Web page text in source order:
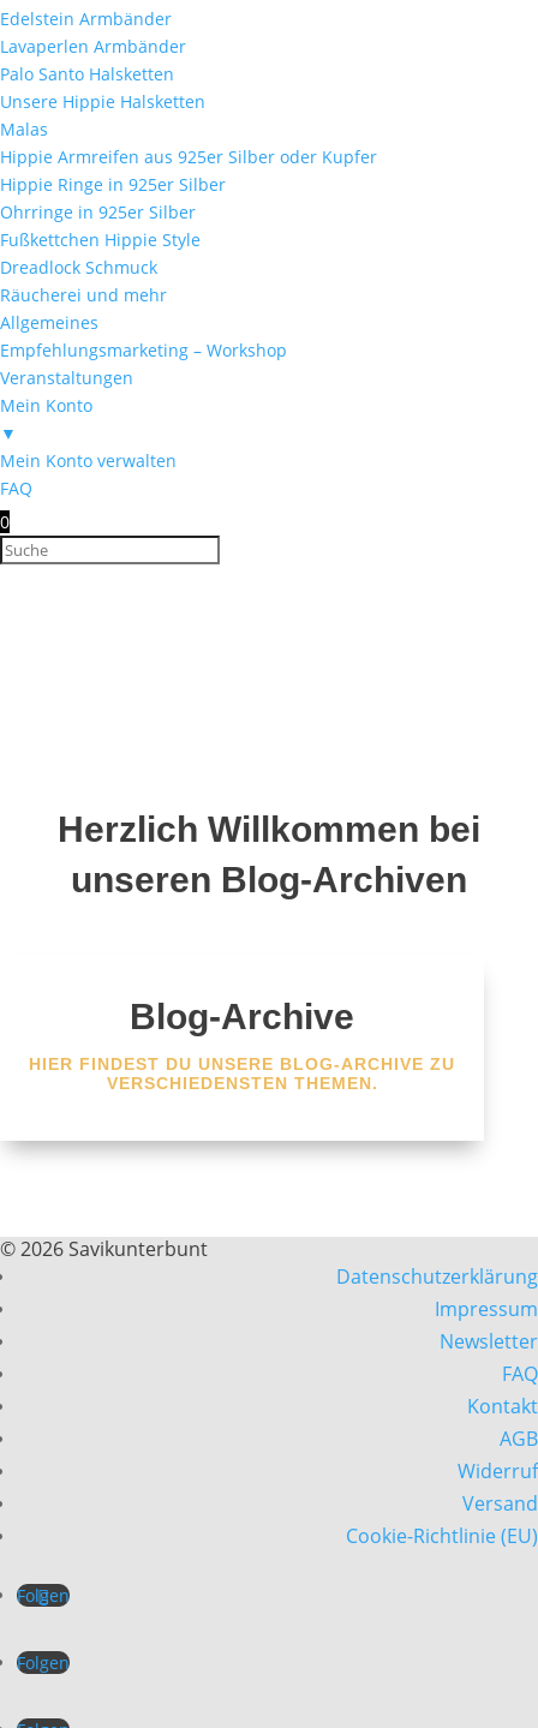
Edelstein Armbänder
Lavaperlen Armbänder
Palo Santo Halsketten
Unsere Hippie Halsketten
Malas
Hippie Armreifen aus 925er Silber oder Kupfer
Hippie Ringe in 925er Silber
Ohrringe in 925er Silber
Fußkettchen Hippie Style
Dreadlock Schmuck
Räucherei und mehr
Allgemeines
Empfehlungsmarketing – Workshop
Veranstaltungen
Mein Konto
▼
Mein Konto verwalten
FAQ
0
Herzlich Willkommen bei
unseren Blog-Archiven
Blog-Archive
HIER FINDEST DU UNSERE BLOG-ARCHIVE ZU
VERSCHIEDENSTEN THEMEN.
© 2026 Savikunterbunt
Datenschutzerklärung
Impressum
Newsletter
FAQ
Kontakt
AGB
Widerruf
Versand
Cookie-Richtlinie (EU)
Folgen
Folgen